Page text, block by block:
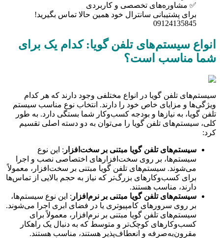
✅ مشاوره‌های تخصصی و کاربردی
برای پشتیبانی سانترال خود همین حالا تماس بگیرید!
09124135845
انواع سیستم‌های تلفن گویا: کدام یک برای
شما مناسب است؟
سیستم‌های تلفن گویا در انواع مختلفی وجود دارند که هر کدام
ویژگی‌ها و مزایای خاص خود را دارند. انتخاب نوع مناسب سیستم
تلفن گویا، به نیازها و بودجه کسب‌وکار شما بستگی دارد. به طور
کلی، سیستم‌های تلفن گویا را می‌توان به دو دسته اصلی تقسیم
کرد:
سیستم‌های تلفن گویا مبتنی بر سخت‌افزار : این نوع
سیستم‌ها، بر روی سخت‌افزارهای اختصاصی نصب و اجرا
می‌شوند. سیستم‌های تلفن گویا مبتنی بر سخت‌افزار، معمولاً
برای کسب‌وکارهای بزرگ‌تر که نیاز به حجم بالایی از تماس‌ها
دارند، مناسب هستند.
سیستم‌های تلفن گویا مبتنی بر نرم‌افزار : این نوع سیستم‌ها،
بر روی سرورهای کامپیوتری یا در فضای ابری اجرا می‌شوند.
سیستم‌های تلفن گویا مبتنی بر نرم‌افزار، معمولاً برای
کسب‌وکارهای کوچک‌تر و متوسط که به دنبال یک راهکار
مقرون‌به‌صرفه و انعطاف‌پذیر هستند، مناسب هستند.